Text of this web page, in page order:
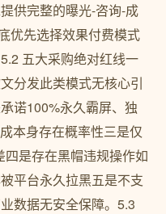
供完整的曝光-咨询-成
优先选择效果付费模式
五大采购绝对红线一
分发此类模式无核心引
诺100%永久霸屏、独
本身存在概率性三是仅
是存在黑帽违规操作如
平台永久拉黑五是不支
数据无安全保障。5.3